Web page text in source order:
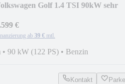
Golf 1.4 TSI 90kW sehr
€
ab 39 € mtl.
• 90 kW (122 PS) • Benzin
Kontakt